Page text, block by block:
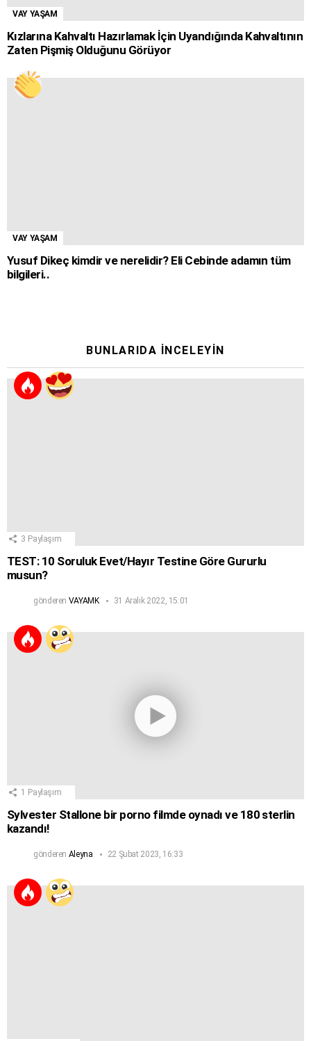
VAY YAŞAM
Kızlarına Kahvaltı Hazırlamak İçin Uyandığında Kahvaltının
Zaten Pişmiş Olduğunu Görüyor
VAY YAŞAM
Yusuf Dikeç kimdir ve nerelidir? Eli Cebinde adamın tüm
bilgileri..
BUNLARIDA İNCELEYIN
3 Paylaşım
TEST: 10 Soruluk Evet/Hayır Testine Göre Gururlu
musun?
gönderen VAYAMK 31 Aralık 2022, 15:01
1 Paylaşım
Sylvester Stallone bir porno filmde oynadı ve 180 sterlin
kazandı!
gönderen Aleyna 22 Şubat 2023, 16:33